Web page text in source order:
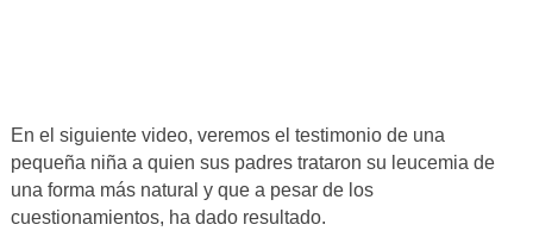
En el siguiente video, veremos el testimonio de una
pequeña niña a quien sus padres trataron su leucemia de
una forma más natural y que a pesar de los
cuestionamientos, ha dado resultado.